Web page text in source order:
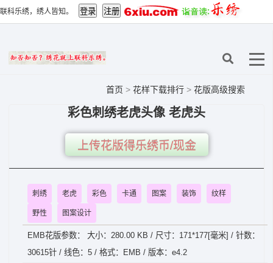
联科乐绣，绣人皆知。
首页 > 花样下载排行 > 花版高级搜索
彩色刺绣老虎头像 老虎头
上传花版得乐绣币/现金
刺绣 老虎 彩色 卡通 图案 装饰 纹样
野性 图案设计
EMB花版参数： 大小：280.00 KB / 尺寸：171*177[毫米] / 针数：
30615针 / 线色：5 / 格式：EMB / 版本：e4.2